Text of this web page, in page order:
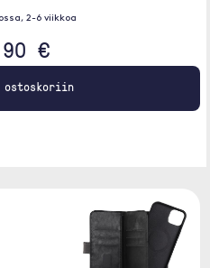
2-6 viikkoa
€
ostoskoriin